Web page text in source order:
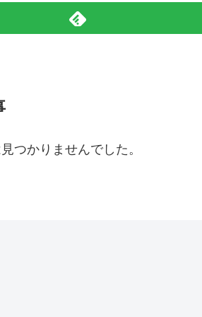
つかりませんでした。